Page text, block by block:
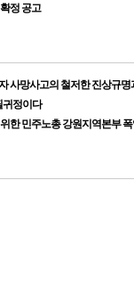
정 공고
사망사고의 철저한 진상규
귀정이다
한 민주노총 강원지역본부